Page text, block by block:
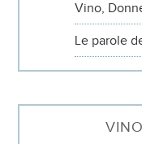
Vino,
Le parole